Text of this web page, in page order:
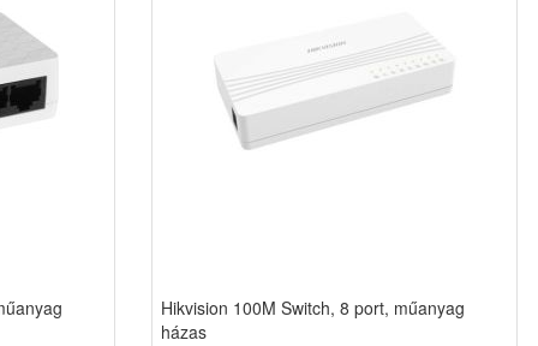
Hikvision 100M Switch, 8 port, műanyag
házas